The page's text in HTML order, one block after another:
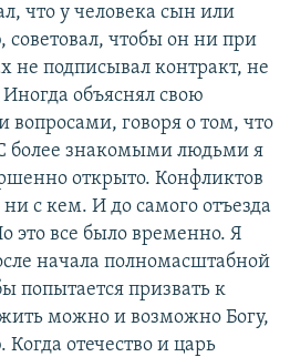
что у человека сын или
советовал, чтобы он ни при
не подписывал контракт, не
объяснял свою
говоря о том, что
более знакомыми людьми я
открыто. Конфликтов
с кем. И до самого отъезда
это все было временно. Я
начала полномасштабной
попытается призвать к
можно и возможно Богу,
Когда отечество и царь